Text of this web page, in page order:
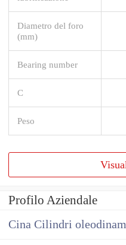
Diametro del foro
(mm)
Bearing number
C
Peso
Profilo Aziendale
Cina Cilindri